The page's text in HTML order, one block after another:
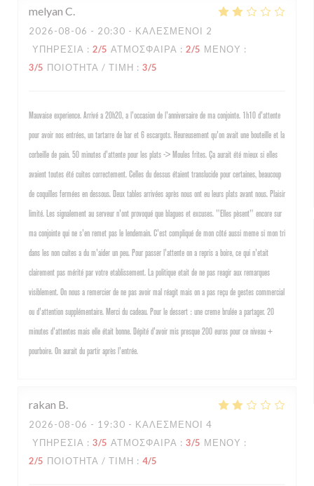
melyan C
2026-08-06 - 20:30 - ΚΑΛΕΣΜΈΝΟΙ 2
ΥΠΗΡΕΣΊΑ : 2/5 ΑΤΜΌΣΦΑΙΡΑ : 2/5 ΜΕΝΟΎ :
3/5 ΠΟΙΌΤΗΤΑ / ΤΙΜΉ : 3/5
Mauvaise experience. Arrivé a 20h20, a l'occasion de l'anniversaire de ma conjointe. 1h10 d'attente
pour avoir nos entrées, un tartarre de bar et 6 escargots. Heureusement qu'on avait une bouteille et la
corbeille de pain. 50 minutes d'attente pour les plats -> Moules frites. Ça aurait été mieux si elles
avaient toutes été cuites correctement. Celles du dessus étaient translucide pour certaines, beaucoup
de coquilles fermées en dessous. Deux tables arrivées après nous ont eu leurs plats avant nous. Plaisir
limité. Les signalement au serveur n'ont provoqué que blagues et excuses. "Elles pèsent" encore sur
ma conjointe qui ne s'en remet pas le lendemain. C'est compliqué de mon côté aussi meme si mon tri
dans les non cuites a du m'aider un peu. Pour passer l'attente on a repris a boire, ce qui n'etait
clairement pas mérité par votre etablissement. La politique etait de ne pas reagir aux remarques
visiblement. On nous a remercier de ne pas avoir mal réagit mais on a pas reçu de gestes commercial
ou d'attention supplémentaire. Merci du cadeau. Pour le dessert : une creme brulée a partager. 20
minutes d'attentes mais elle était bonne. Dépité d'avoir mis presque 200 euros pour ce niveau +
pourboire. On aurait du partir après l'entrée.
rakan B
2026-08-06 - 19:30 - ΚΑΛΕΣΜΈΝΟΙ 4
ΥΠΗΡΕΣΊΑ : 3/5 ΑΤΜΌΣΦΑΙΡΑ : 3/5 ΜΕΝΟΎ :
2/5 ΠΟΙΌΤΗΤΑ / ΤΙΜΉ : 4/5